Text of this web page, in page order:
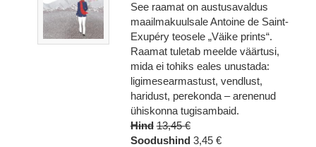
See raamat on austusavaldus
maailmakuulsale Antoine de Saint-
Exupéry teosele „Väike prints“.
Raamat tuletab meelde väärtusi,
mida ei tohiks eales unustada:
ligimesearmastust, vendlust,
haridust, perekonda – arenenud
ühiskonna tugisambaid.
Hind 13,45 €
Soodushind 3,45 €